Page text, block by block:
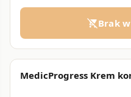
remove_shopping_cartBrak
MedicProgress Krem